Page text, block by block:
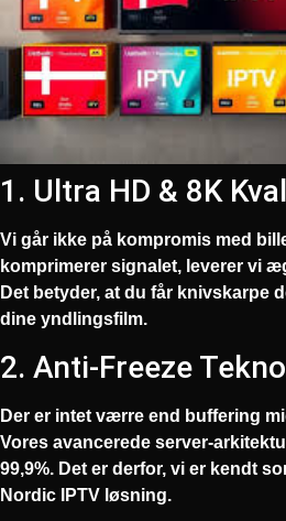
1. Ultra HD & 8K
Vi går ikke på kompromis med
komprimerer signalet, leverer vi
Det betyder, at du får knivskarpe
dine yndlingsfilm.
2. Anti-Freeze
Der er intet værre end buffering
Vores avancerede server-
99,9%. Det er derfor, vi er kendt
Nordic IPTV løsning.